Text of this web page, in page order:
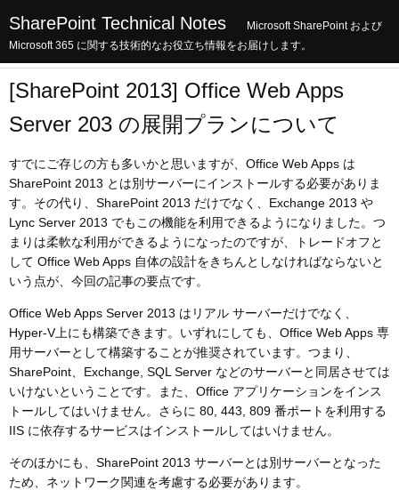
SharePoint Technical Notes
Microsoft SharePoint および
Microsoft 365 に関する技術的なお役立ち情報をお届けします。
[SharePoint 2013] Office Web Apps
Server 203 の展開プランについて
すでにご存じの方も多いかと思いますが、Office Web Apps は
SharePoint 2013 とは別サーバーにインストールする必要がありま
す。その代り、SharePoint 2013 だけでなく、Exchange 2013 や
Lync Server 2013 でもこの機能を利用できるようになりました。つ
まりは柔軟な利用ができるようになったのですが、トレードオフと
して Office Web Apps 自体の設計をきちんとしなければならないと
いう点が、今回の記事の要点です。
Office Web Apps Server 2013 はリアル サーバーだけでなく、
Hyper-V上にも構築できます。いずれにしても、Office Web Apps 専
用サーバーとして構築することが推奨されています。つまり、
SharePoint、Exchange, SQL Server などのサーバーと同居させては
いけないということです。また、Office アプリケーションをインス
トールしてはいけません。さらに 80, 443, 809 番ポートを利用する
IIS に依存するサービスはインストールしてはいけません。
そのほかにも、SharePoint 2013 サーバーとは別サーバーとなった
ため、ネットワーク関連を考慮する必要があります。